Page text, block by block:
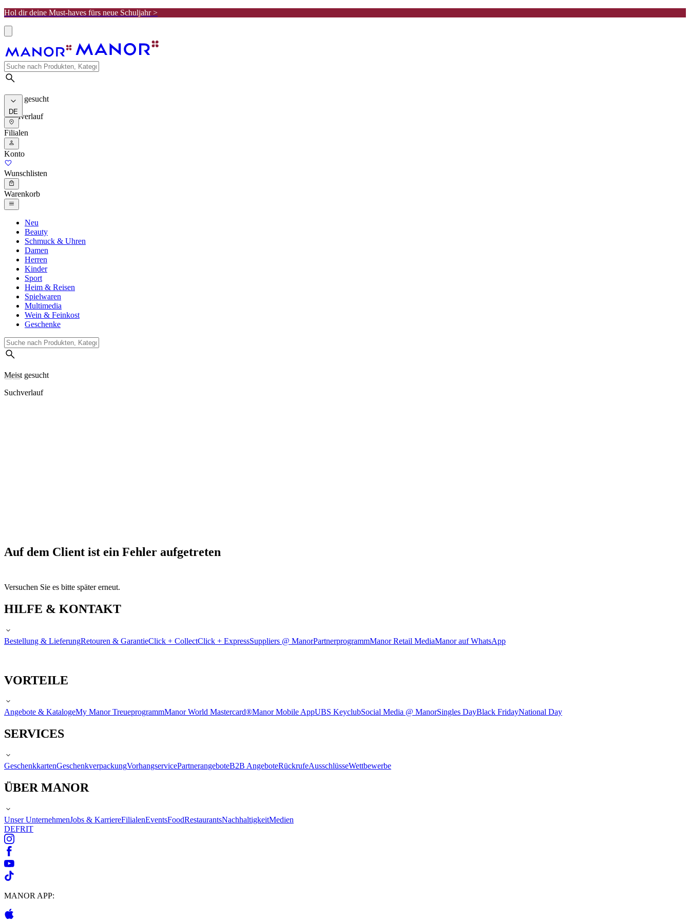
Hol dir deine Must-haves fürs neue Schuljahr >
Meist gesucht
Suchverlauf
DE
Filialen
Konto
Wunschlisten
Warenkorb
Neu
Beauty
Schmuck & Uhren
Damen
Herren
Kinder
Sport
Heim & Reisen
Spielwaren
Multimedia
Wein & Feinkost
Geschenke
Meist gesucht
Suchverlauf
Auf dem Client ist ein Fehler aufgetreten
Versuchen Sie es bitte später erneut.
HILFE & KONTAKT
Bestellung & LieferungRetouren & GarantieClick + CollectClick + ExpressSuppliers @ ManorPartnerprogrammManor Retail MediaManor auf WhatsApp
VORTEILE
Angebote & KatalogeMy Manor TreueprogrammManor World Mastercard®Manor Mobile AppUBS KeyclubSocial Media @ ManorSingles DayBlack FridayNational Day
SERVICES
GeschenkkartenGeschenkverpackungVorhangservicePartnerangeboteB2B AngeboteRückrufeAusschlüsseWettbewerbe
ÜBER MANOR
Unser UnternehmenJobs & KarriereFilialenEventsFoodRestaurantsNachhaltigkeitMedien
DEFRIT
MANOR APP: